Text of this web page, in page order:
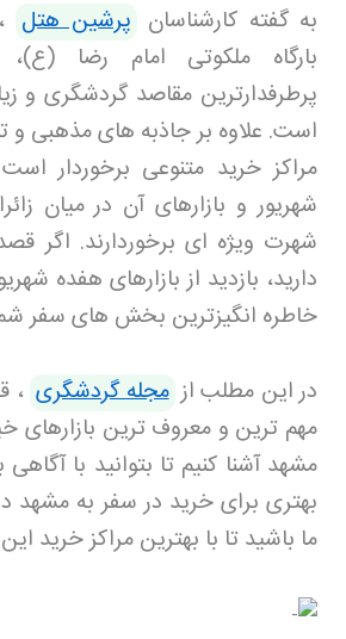
به گفته کارشناسان پرشین هتل ،
بارگاه ملکوتی امام رضا
پرطرفدارترین مقاصد گردشگری و
است. علاوه بر جاذبه های مذهبی و
مراکز خرید متنوعی برخوردار
شهریور و بازارهای آن در میان
شهرت ویژه ای برخوردارند. اگر
دارید، بازدید از بازارهای هفده
خاطره انگیزترین بخش های سفر
در این مطلب از مجله گردشگری ،
مهم ترین و معروف ترین بازارهای
مشهد آشنا کنیم تا بتوانید با آگاهی
بهتری برای خرید در سفر به مشهد
ما باشید تا با بهترین مراکز خرید